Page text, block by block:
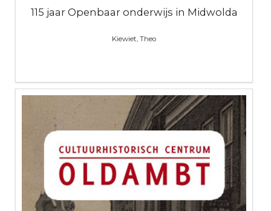
115 jaar Openbaar onderwijs in Midwolda
Kiewiet, Theo